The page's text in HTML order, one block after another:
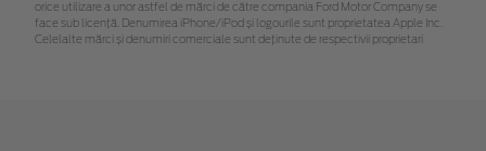
orice utilizare a unor astfel de mărci de către compania Ford Motor Company se
face sub licență. Denumirea iPhone/iPod și logourile sunt proprietatea Apple Inc.
Celelalte mărci și denumiri comerciale sunt deținute de respectivii proprietari